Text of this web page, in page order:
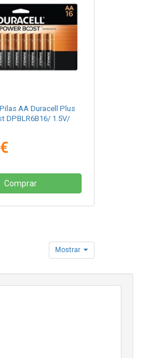
AA Duracell Plus
DPBLR6B16/ 1.5V/
Comprar
Mostrar